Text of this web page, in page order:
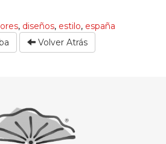
, diseños, estilo, españa
Volver Atrás